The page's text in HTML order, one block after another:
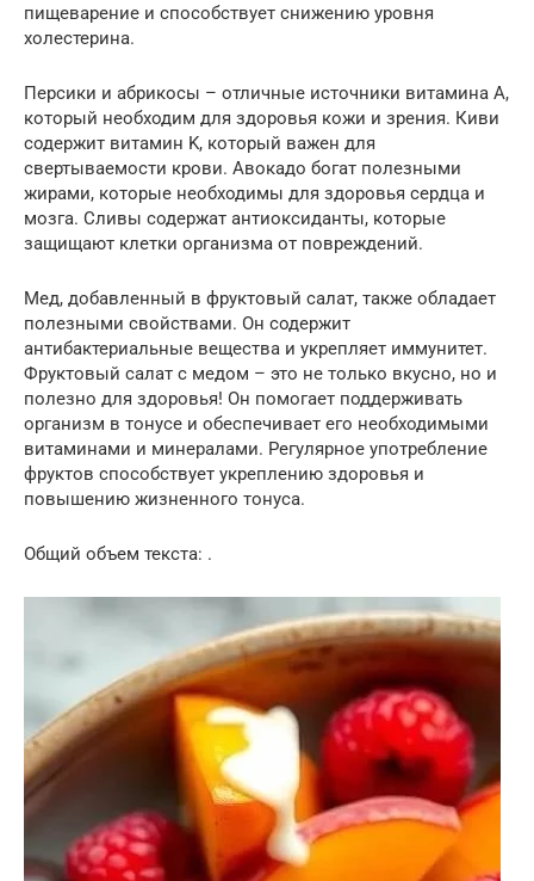
пищеварение и способствует снижению уровня
холестерина.
Персики и абрикосы – отличные источники витамина A,
который необходим для здоровья кожи и зрения. Киви
содержит витамин K, который важен для
свертываемости крови. Авокадо богат полезными
жирами, которые необходимы для здоровья сердца и
мозга. Сливы содержат антиоксиданты, которые
защищают клетки организма от повреждений.
Мед, добавленный в фруктовый салат, также обладает
полезными свойствами. Он содержит
антибактериальные вещества и укрепляет иммунитет.
Фруктовый салат с медом – это не только вкусно, но и
полезно для здоровья! Он помогает поддерживать
организм в тонусе и обеспечивает его необходимыми
витаминами и минералами. Регулярное употребление
фруктов способствует укреплению здоровья и
повышению жизненного тонуса.
Общий объем текста: .